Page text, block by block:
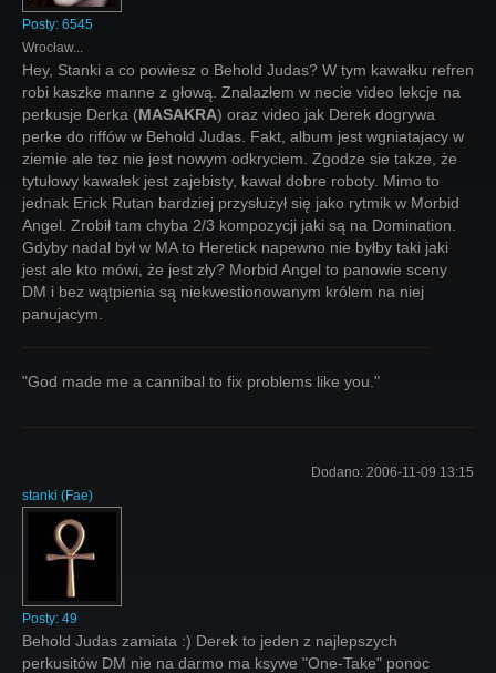
Posty: 6545
Wrocław...
Hey, Stanki a co powiesz o Behold Judas? W tym kawałku refren
robi kaszke manne z głową. Znalazłem w necie video lekcje na
perkusje Derka (MASAKRA) oraz video jak Derek dogrywa
perke do riffów w Behold Judas. Fakt, album jest wgniatajacy w
ziemie ale tez nie jest nowym odkryciem. Zgodze sie takze, że
tytułowy kawałek jest zajebisty, kawał dobre roboty. Mimo to
jednak Erick Rutan bardziej przysłużył się jako rytmik w Morbid
Angel. Zrobił tam chyba 2/3 kompozycji jaki są na Domination.
Gdyby nadal był w MA to Heretick napewno nie byłby taki jaki
jest ale kto mówi, że jest zły? Morbid Angel to panowie sceny
DM i bez wątpienia są niekwestionowanym królem na niej
panujacym.
"God made me a cannibal to fix problems like you."
Dodano: 2006-11-09 13:15
stanki (Fae)
Posty: 49
Behold Judas zamiata :) Derek to jeden z najlepszych
perkusitów DM nie na darmo ma ksywe "One-Take" ponoc